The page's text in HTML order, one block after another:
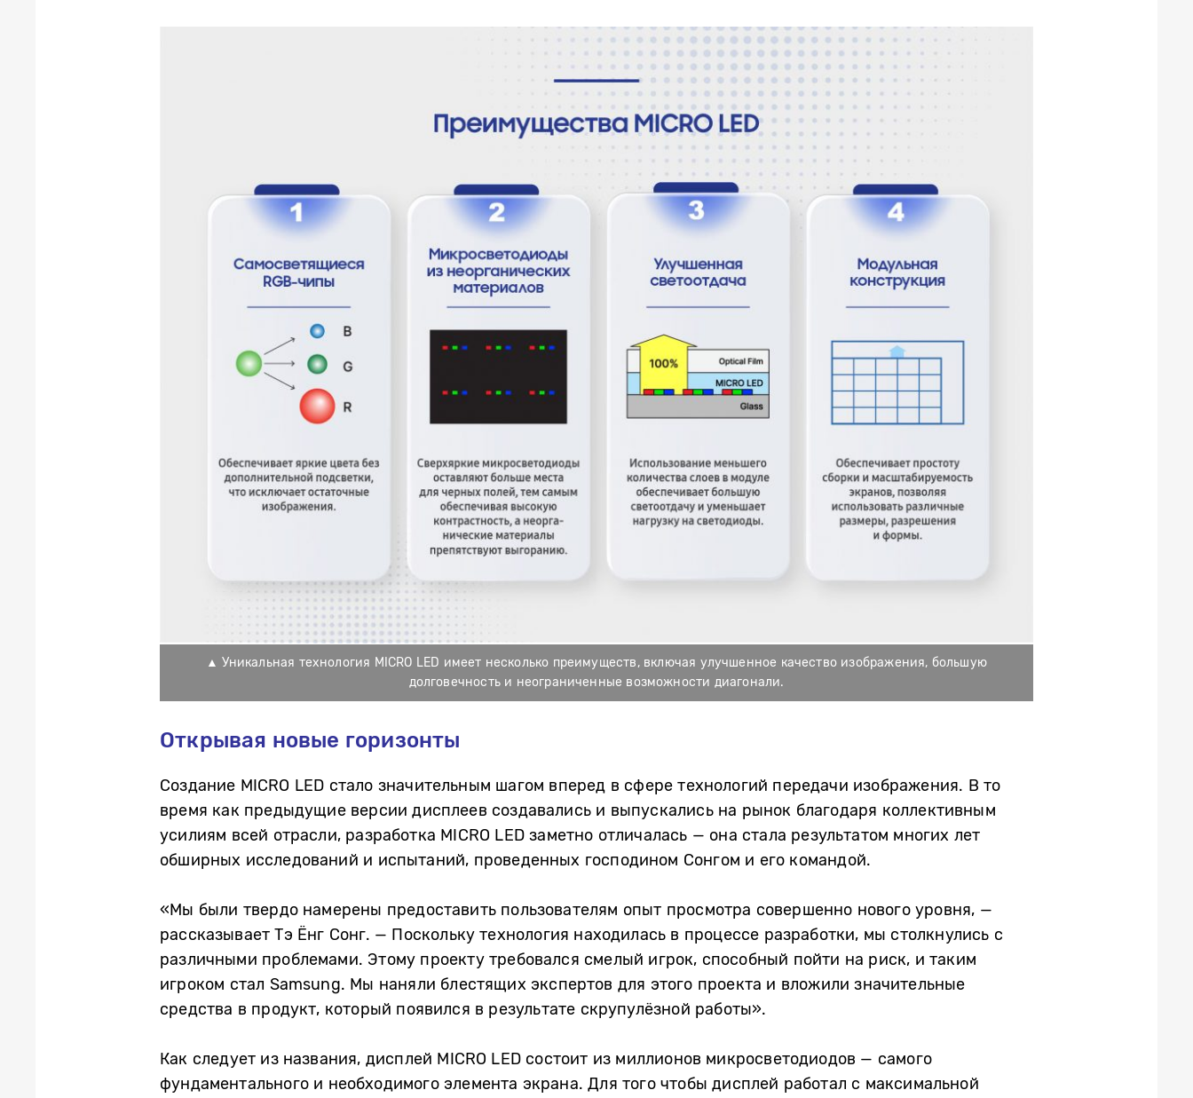
▲ Уникальная технология MICRO LED имеет несколько преимуществ, включая улучшенное качество изображения, большую
долговечность и неограниченные возможности диагонали.
Открывая новые горизонты
Создание MICRO LED стало значительным шагом вперед в сфере технологий передачи изображения. В то
время как предыдущие версии дисплеев создавались и выпускались на рынок благодаря коллективным
усилиям всей отрасли, разработка MICRO LED заметно отличалась — она стала результатом многих лет
обширных исследований и испытаний, проведенных господином Сонгом и его командой.
«Мы были твердо намерены предоставить пользователям опыт просмотра совершенно нового уровня, —
рассказывает Тэ Ёнг Сонг. — Поскольку технология находилась в процессе разработки, мы столкнулись с
различными проблемами. Этому проекту требовался смелый игрок, способный пойти на риск, и таким
игроком стал Samsung. Мы наняли блестящих экспертов для этого проекта и вложили значительные
средства в продукт, который появился в результате скрупулёзной работы».
Как следует из названия, дисплей MICRO LED состоит из миллионов микросветодиодов — самого
фундаментального и необходимого элемента экрана. Для того чтобы дисплей работал с максимальной